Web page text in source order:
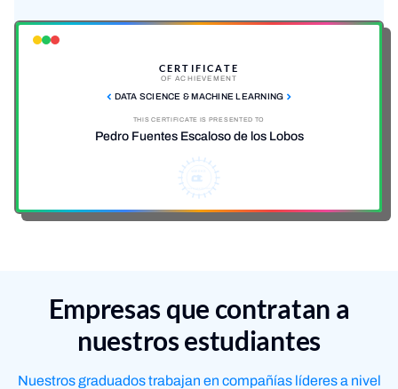
CERTIFICATE
OF ACHIEVEMENT
DATA SCIENCE & MACHINE LEARNING
THIS CERTIFICATE IS PRESENTED TO
Pedro Fuentes Escaloso de los Lobos
Empresas que contratan a
nuestros estudiantes
Nuestros graduados trabajan en compañías líderes a nivel